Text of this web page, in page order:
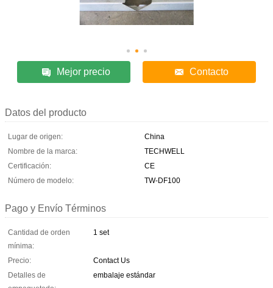
Mejor precio Contacto
Datos del producto
Lugar de origen:
China
Nombre de la marca:
TECHWELL
Certificación:
CE
Número de modelo:
TW-DF100
Pago y Envío Términos
Cantidad de orden
mínima:
1 set
Precio:
Contact Us
Detalles de
embalaje estándar